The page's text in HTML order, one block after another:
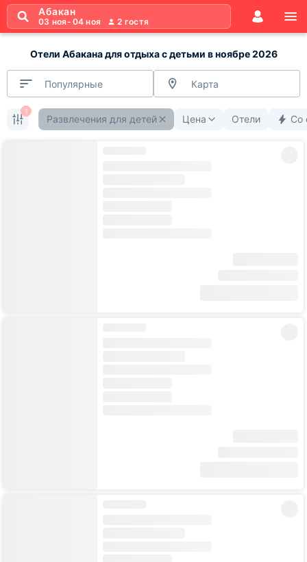
Абакан
03 ноя- 04 ноя 2 гостя
Отели Абакана для отдыха с детьми в ноябре 2026
Популярные Карта
Развлечения для детей Цена Отели Со
1